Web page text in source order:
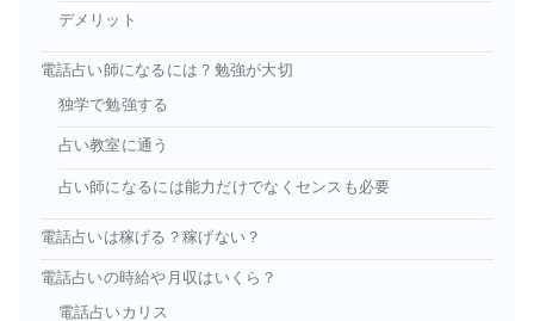
デメリット
電話占い師になるには？勉強が大切
独学で勉強する
占い教室に通う
占い師になるには能力だけでなくセンスも必要
電話占いは稼げる？稼げない？
電話占いの時給や月収はいくら？
電話占いカリス